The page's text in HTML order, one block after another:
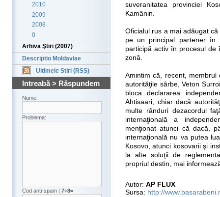
2010
2009
2008
0
Arhiva Ştiri (2007)
Descriptio Moldaviae
Ultimele Stiri (RSS)
Intreabă > Răspundem
Nume:
Problema:
Cod anti-spam | 7+8=
suveranitatea provinciei
Kamânin.
Oficialul rus a mai adăugat
pe un principal partener în
participă activ în procesul de
zonă.
Amintim că, recent,
autorităţile sârbe, Veton
bloca declararea
Ahtisaari, chiar dacă
multe rânduri dezacordul
internaţională a
menţionat atunci că dacă,
internaţională nu va putea
Kosovo, atunci kosovarii şi
la alte soluţii de
propriul destin, mai
Autor: AP FLUX
Sursa: http://